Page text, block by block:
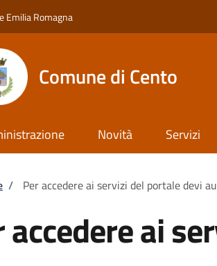
Emilia Romagna
Comune di Cento
Novità Servizi
di pane
/ Per accedere ai servizi del portale devi
accedere ai